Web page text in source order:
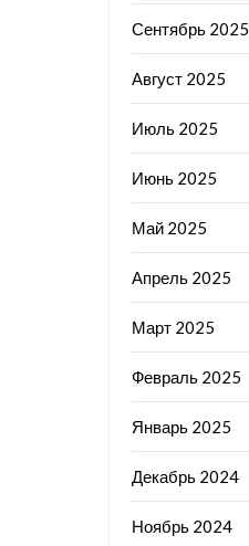
Сентябрь 2025
Август 2025
Июль 2025
Июнь 2025
Май 2025
Апрель 2025
Март 2025
Февраль 2025
Январь 2025
Декабрь 2024
Ноябрь 2024